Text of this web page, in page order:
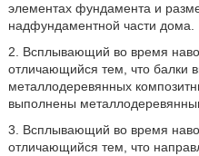
элементах фундамента и
надфундаментной части дома.
2. Всплывающий во время
отличающийся тем, что балки
металлодеревянных
выполнены
3. Всплывающий во время
отличающийся тем, что